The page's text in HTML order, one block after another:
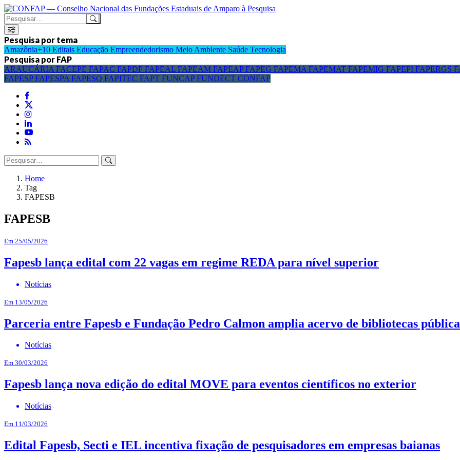
Pesquisa por tema
Amazônia+10 Editais Educação Empreendedorismo Meio Ambiente Saúde Tecnologia
Pesquisa por FAP
ARAUCÁRIA FACEPE FAPAC FAPDF FAPEAL FAPEAM FAPEAPFAPEG FAPEMA FAPEMAT FAPEMIG FAPEPI FAPERGS
FAPESPFAPESPA FAPESQ FAPITEC FAPT FUNCAPFUNDECT CONFAP
Home
Tag
FAPESB
FAPESB
Em 25/05/2026
Fapesb lança edital com 22 vagas em regime REDA para nível superior
Notícias
Em 13/05/2026
Parceria entre Fapesb e Fundação Pedro Calmon amplia acervo de bibliotecas
Notícias
Em 30/03/2026
Fapesb lança nova edição do edital MOVE para eventos científicos no exterior
Notícias
Em 11/03/2026
Edital Fapesb, Secti e IEL incentiva fixação de pesquisadores em empresas baianas